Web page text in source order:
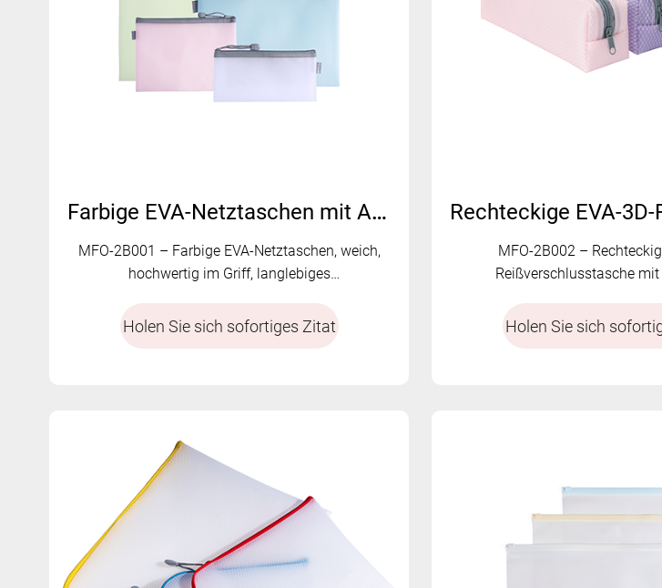
Farbige EVA-Netztaschen mit Abzieher – MFO-2B001
MFO-2B001 – Farbige EVA-Netztaschen, weich,
hochwertig im Griff, langlebiges
Holen Sie sich sofortiges Zitat
MFO-2B002 –
Reißverschlusstasche
kontrastierendem
Holen Sie sich